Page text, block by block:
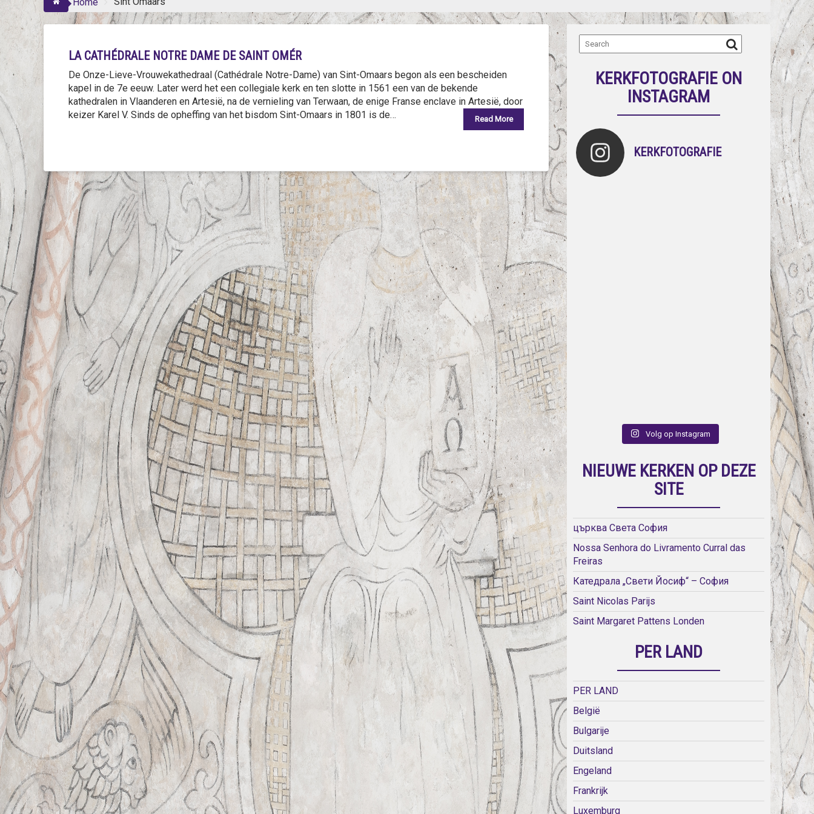
LA CATHÉDRALE NOTRE DAME DE SAINT OMÉR
De Onze-Lieve-Vrouwekathedraal (Cathédrale Notre-Dame) van Sint-Omaars begon als een bescheiden
kapel in de 7e eeuw. Later werd het een collegiale kerk en ten slotte in 1561 een van de bekende
kathedralen in Vlaanderen en Artesië, na de vernieling van Terwaan, de enige Franse enclave in Artesië, door
keizer Karel V. Sinds de opheffing van het bisdom Sint-Omaars in 1801 is de…
Read More
KERKFOTOGRAFIE ON
INSTAGRAM
KERKFOTOGRAFIE
Volg op Instagram
NIEUWE KERKEN OP DEZE
SITE
църква Света София
Nossa Senhora do Livramento Curral das
Freiras
Катедрала „Свети Йосиф“ – София
Saint Nicolas Parijs
Saint Margaret Pattens Londen
PER LAND
PER LAND
België
Bulgarije
Duitsland
Engeland
Frankrijk
Luxemburg